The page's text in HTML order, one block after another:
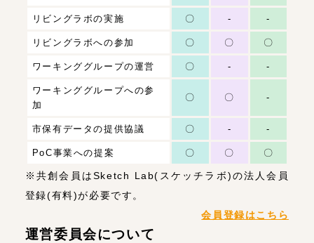
リビングラボの実施 〇 - -
リビングラボへの参加 〇 〇 〇
ワーキンググループの運営 〇 - -
ワーキンググループへの参
加
〇 〇 -
市保有データの提供協議 〇 - -
PoC事業への提案 〇 〇 〇
※共創会員はSketch Lab(スケッチラボ)の法人会員
登録(有料)が必要です。
会員登録はこちら
運営委員会について